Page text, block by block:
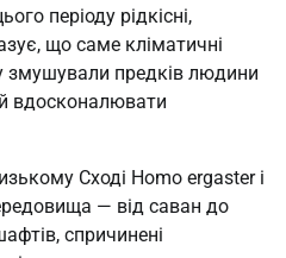
періоду рідкісні,
що саме кліматичні
змушували предків людини
вдосконалювати
Сході Homo ergaster і
— від саван до
спричинені